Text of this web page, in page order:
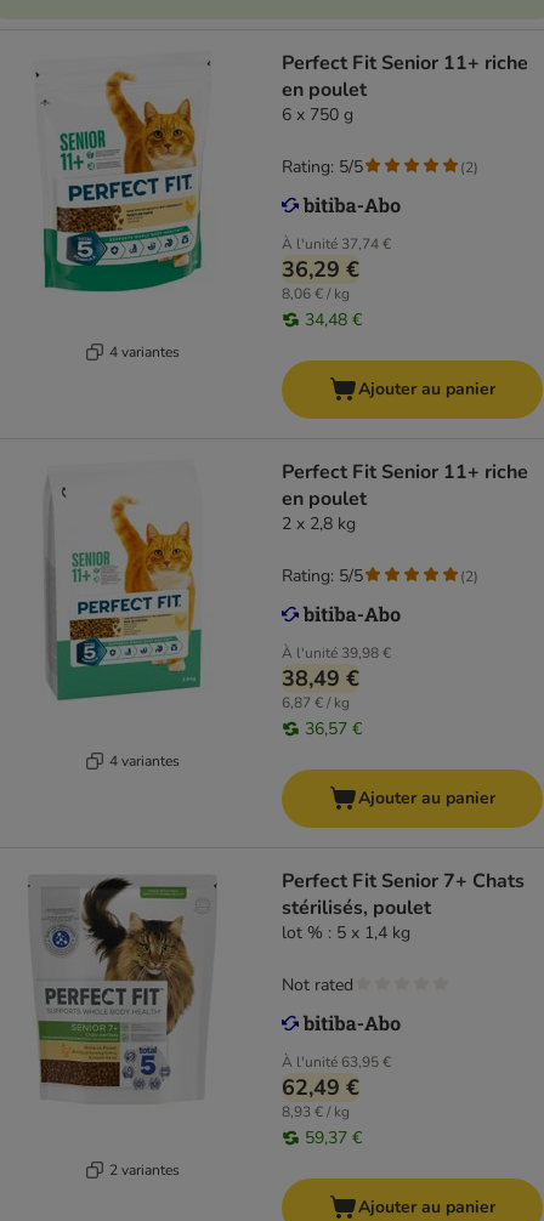
4 variantes
Perfect Fit Senior 11+ riche
en poulet
6 x 750 g
À l'unité 37,74 €
36,29 €
8,06 € / kg
34,48 €
Rating: 5/5 (2)
Ajouter au panier
4 variantes
Perfect Fit Senior 11+ riche
en poulet
2 x 2,8 kg
À l'unité 39,98 €
38,49 €
6,87 € / kg
36,57 €
Rating: 5/5 (2)
Ajouter au panier
2 variantes
Perfect Fit Senior 7+ Chats
stérilisés, poulet
lot % : 5 x 1,4 kg
À l'unité 63,95 €
62,49 €
8,93 € / kg
59,37 €
Not rated
Ajouter au panier